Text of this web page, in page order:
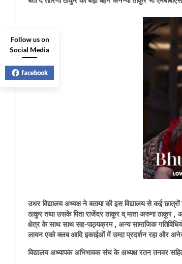
उधर विद्यालय अध्यक्ष ने बताया की इस विद्यालय से कई
ठाकुर तथा उसके पिता राजेंदर ठाकुर व् माता अरुणा ठाकुर ,
क्षेत्र के साथ साथ सह-पाठ्यक्रम , अन्य सामाजिक
लायन एको क्लब आदि इकाईओं में उम्दा प्रदर्शन रहा और
विद्यालय अध्यापक अभिभावक संघ के अध्यक्ष रतन तनवर
Follow us on
Social Media
facebook